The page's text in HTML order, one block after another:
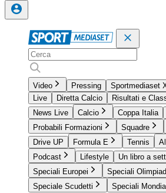
Video Pressing Sportmediaset
Live
Diretta Calcio
Risultati e
News Live
Calcio Coppa Italia
Probabili Formazioni
Squadre
Drive UP
Formula E Tennis
Podcast
Lifestyle
Un libro a
Speciali Europei
Speciali
Speciale Scudetti
Speciali